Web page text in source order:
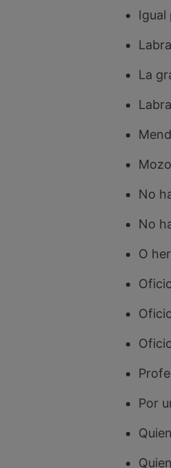
Igual
La
No
No
O
Por